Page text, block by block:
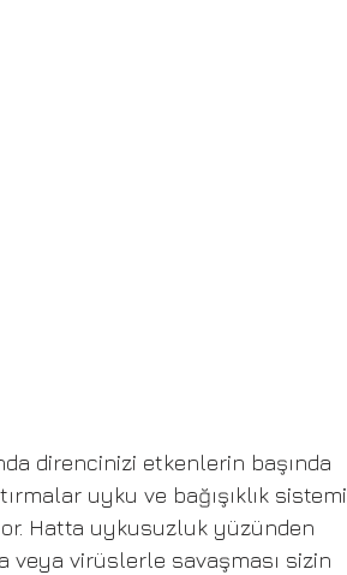
direncinizi etkenlerin başında
uyku ve bağışıklık sistemi
Hatta uykusuzluk yüzünden
veya virüslerle savaşması sizin